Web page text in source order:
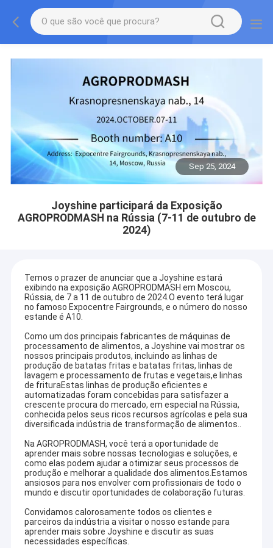
Sep 25, 2024
Joyshine participará da Exposição
AGROPRODMASH na Rússia (7-11 de outubro de
2024)
Temos o prazer de anunciar que a Joyshine estará
exibindo na exposição AGROPRODMASH em Moscou,
Rússia, de 7 a 11 de outubro de 2024.O evento terá lugar
no famoso Expocentre Fairgrounds, e o número do nosso
estande é A10.
Como um dos principais fabricantes de máquinas de
processamento de alimentos, a Joyshine vai mostrar os
nossos principais produtos, incluindo as linhas de
produção de batatas fritas e batatas fritas, linhas de
lavagem e processamento de frutas e vegetais,e linhas
de frituraEstas linhas de produção eficientes e
automatizadas foram concebidas para satisfazer a
crescente procura do mercado, em especial na Rússia,
conhecida pelos seus ricos recursos agrícolas e pela sua
diversificada indústria de transformação de alimentos..
Na AGROPRODMASH, você terá a oportunidade de
aprender mais sobre nossas tecnologias e soluções, e
como elas podem ajudar a otimizar seus processos de
produção e melhorar a qualidade dos alimentos.Estamos
ansiosos para nos envolver com profissionais de todo o
mundo e discutir oportunidades de colaboração futuras.
Convidamos calorosamente todos os clientes e
parceiros da indústria a visitar o nosso estande para
aprender mais sobre Joyshine e discutir as suas
necessidades específicas.